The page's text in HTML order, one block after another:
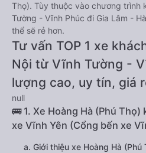
Thọ). Tùy thuộc vào chương trình
Tường - Vĩnh Phúc đi Gia Lâm -
thể sẽ rẻ hơn.
Tư vấn TOP 1 xe
Nội từ Vĩnh Tường -
lượng cao, uy tín, giá
null
🚌 1. Xe Hoàng Hà (Phú
xe Vĩnh Yên (Cổng bến xe
a. Giới thiệu xe Hoàng Hà (Phú